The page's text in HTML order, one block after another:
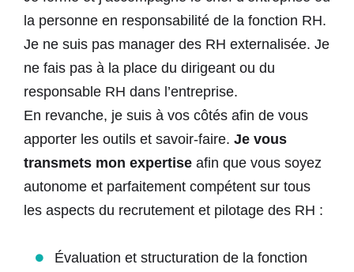
la personne en responsabilité de la fonction RH.
Je ne suis pas manager des RH externalisée. Je
ne fais pas à la place du dirigeant ou du
responsable RH dans l’entreprise.
En revanche, je suis à vos côtés afin de vous
apporter les outils et savoir-faire. Je vous
transmets mon expertise afin que vous soyez
autonome et parfaitement compétent sur tous
les aspects du recrutement et pilotage des RH :
Évaluation et structuration de la fonction